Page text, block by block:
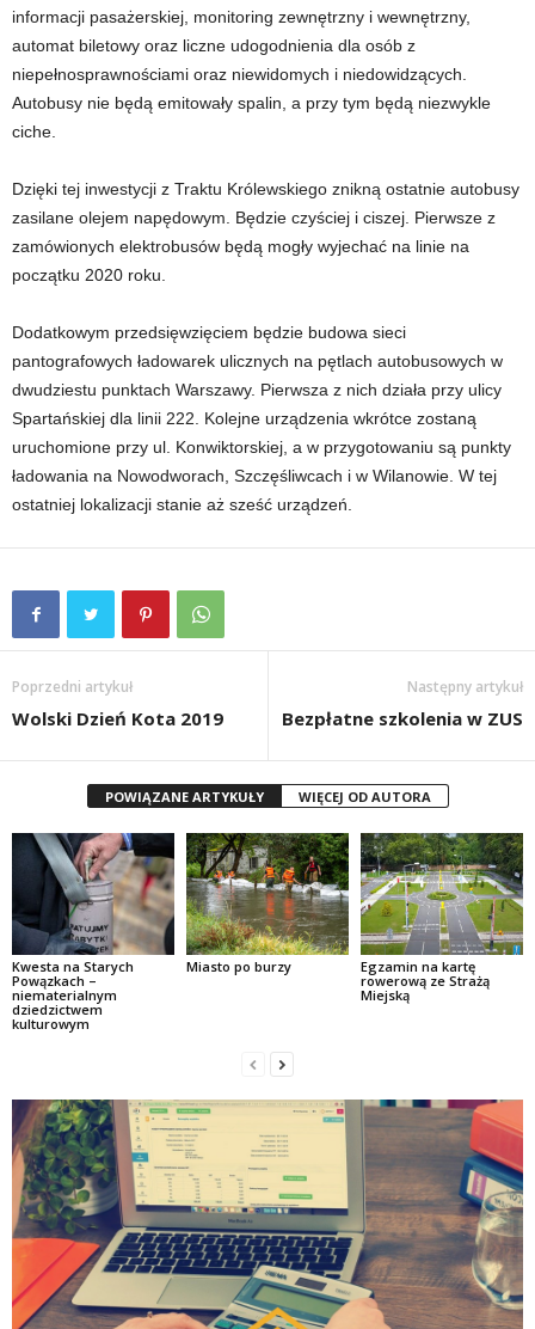
informacji pasażerskiej, monitoring zewnętrzny i wewnętrzny,
automat biletowy oraz liczne udogodnienia dla osób z
niepełnosprawnościami oraz niewidomych i niedowidzących.
Autobusy nie będą emitowały spalin, a przy tym będą niezwykle
ciche.
Dzięki tej inwestycji z Traktu Królewskiego znikną ostatnie autobusy
zasilane olejem napędowym. Będzie czyściej i ciszej. Pierwsze z
zamówionych elektrobusów będą mogły wyjechać na linie na
początku 2020 roku.
Dodatkowym przedsięwzięciem będzie budowa sieci
pantografowych ładowarek ulicznych na pętlach autobusowych w
dwudziestu punktach Warszawy. Pierwsza z nich działa przy ulicy
Spartańskiej dla linii 222. Kolejne urządzenia wkrótce zostaną
uruchomione przy ul. Konwiktorskiej, a w przygotowaniu są punkty
ładowania na Nowodworach, Szczęśliwcach i w Wilanowie. W tej
ostatniej lokalizacji stanie aż sześć urządzeń.
Poprzedni artykuł
Wolski Dzień Kota 2019
Następny artykuł
Bezpłatne szkolenia w ZUS
POWIĄZANE ARTYKUŁY WIĘCEJ OD AUTORA
Kwesta na Starych
Powązkach –
niematerialnym
dziedzictwem
kulturowym
Miasto po burzy
Egzamin na kartę
rowerową ze Strażą
Miejską